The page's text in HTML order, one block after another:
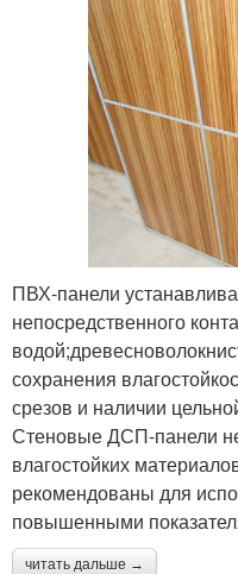
ПВХ-панели
непосредственного
сохранения
срезов и наличии
Стеновые ДСП-панели не
влагостойких
рекомендованы для
повышенными
читать дальше →